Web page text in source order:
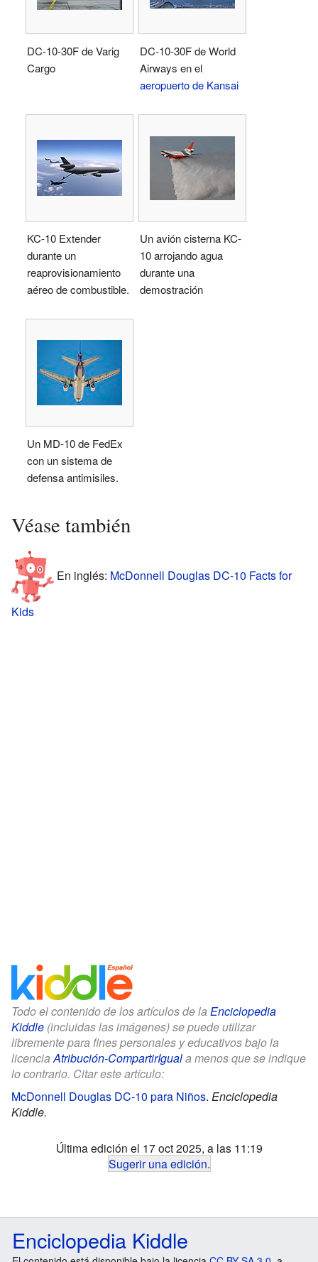
DC-10-30F de Varig
Cargo
DC-10-30F de World
Airways en el
aeropuerto de Kansai
KC-10 Extender
durante un
reaprovisionamiento
aéreo de combustible.
Un avión cisterna KC-
10 arrojando agua
durante una
demostración
Un MD-10 de FedEx
con un sistema de
defensa antimisiles.
Véase también
En inglés: McDonnell Douglas DC-10 Facts for
Kids
Todo el contenido de los artículos de la Enciclopedia
Kiddle (incluidas las imágenes) se puede utilizar
libremente para fines personales y educativos bajo la
licenciaAtribución-CompartirIguala menos que se indique
lo contrario. Citar este artículo:
McDonnell Douglas DC-10 para Niños. Enciclopedia
Kiddle.
Última edición el 17 oct 2025, a las 11:19
Sugerir una edición.
Enciclopedia Kiddle